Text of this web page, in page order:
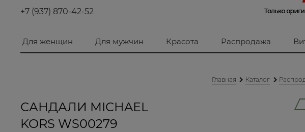
+7 (937) 870-42-52
Для женщин Для мужчин Красота Распродажа
Главная Каталог
САНДАЛИ MICHAEL
KORS WS00279